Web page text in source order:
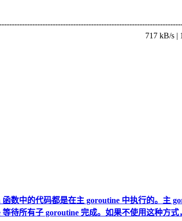
719 kB/s |
187 kB
: 1/
数中的代码都是在主 goroutine 中执行的。主
待所有子 goroutine 完成。如果不使用这种方